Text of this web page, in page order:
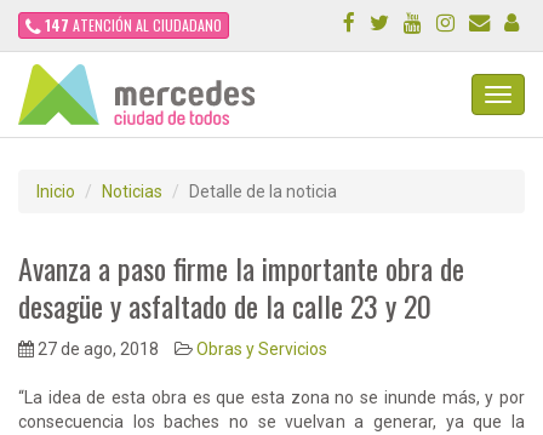
147 ATENCIÓN AL CIUDADANO
Inicio Noticias Detalle de la noticia
Avanza a paso firme la importante obra de
desagüe y asfaltado de la calle 23 y 20
27 de ago, 2018 Obras y Servicios
“La idea de esta obra es que esta zona no se inunde más, y por
consecuencia los baches no se vuelvan a generar, ya que la